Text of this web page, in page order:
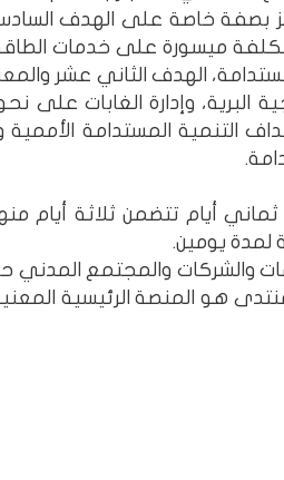
تحقيقه بالنسبة لجميع الأهداف (17 هدف) مع التركيز بصفة خاصة
ميسورة على خدمات
الهدف الثاني عشر
وإدارة الغابات على
التنمية المستدامة الأممية
أيام تتضمن ثلاثة أيام
لمدة يومين.
والشركات والمجتمع المدني
هو المنصة الرئيسية